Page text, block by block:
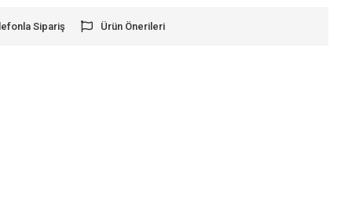
Sipariş Ürün Önerileri